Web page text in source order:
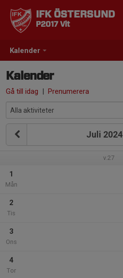
Kalender
IFK ÖSTERSUND
P2017 Vit
Kalender
Gå till idag | Prenumerera
Juli 2024
v.27
1
Mån
2
Tis
3
Ons
4
Tor